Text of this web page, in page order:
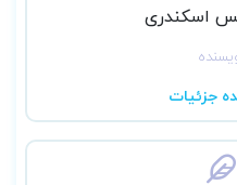
اسکندری
جزئیات